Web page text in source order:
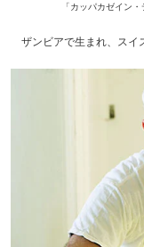
「カッパカゼイン
ザンビアで生まれ、スイ